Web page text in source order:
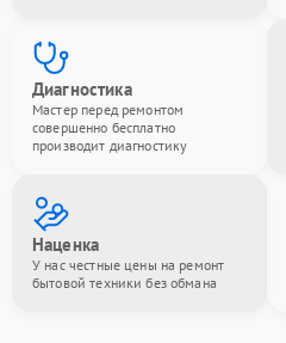
Диагностика
Мастер перед ремонтом
совершенно бесплатно
производит диагностику
Наценка
У нас честные цены на ремонт
бытовой техники без обмана